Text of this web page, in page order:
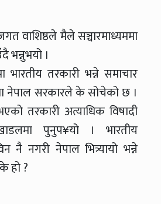
वाशिष्ठले मैले सञ्चारमाध्यममा
भन्नुभयो ।
भारतीय तरकारी भन्ने समाचार
नेपाल सरकारले के सोचेको छ ।
तरकारी अत्याधिक विषादी
पुनुप¥यो । भारतीय
नै नगरी नेपाल भित्र्यायो भन्ने
हो ?